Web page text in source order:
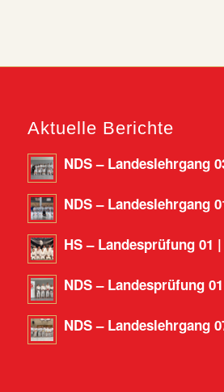
Aktuelle Berichte
NDS – Landeslehrgang
NDS – Landeslehrgang
HS – Landesprüfung 01 |
NDS – Landesprüfung
NDS – Landeslehrgang